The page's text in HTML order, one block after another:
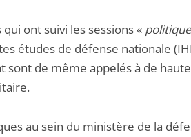
ont suivi les sessions «
études de défense nationale
sont de même appelés à de
au sein du ministère de la